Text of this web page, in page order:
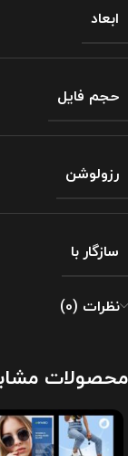
ابعاد
حجم فایل
رزولوشن
سازگار با
نظرات (0)
محصولات